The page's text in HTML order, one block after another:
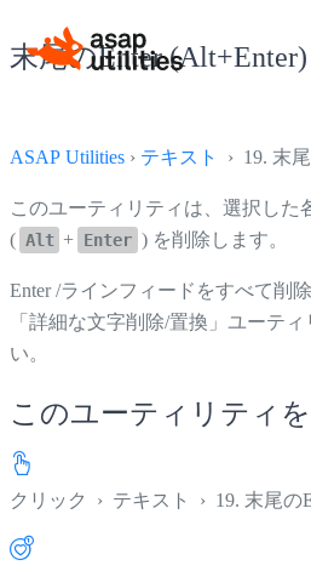
末尾のEnter
ASAP Utilities › テキスト › 19. 末
このユーティリティは、選択した
( Alt + Enter ) を削除します。
Enter /ラインフィードをすべて削
「詳細な文字削除/置換」ユーテ
い。
このユーティリティ
クリック › テキスト › 19. 末尾の